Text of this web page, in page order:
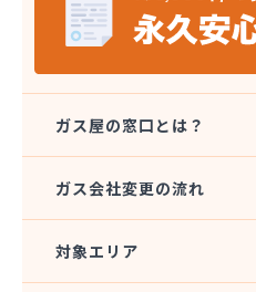
橋本産業株式会社 丸子
桐原ガス燃料株式会社
鍵田プロパンガス
戸倉オートガス・スタンド
更埴プロパン有限会社
江島屋商店
合資会社山田屋給油所 プ
ガス屋の窓口とは？
ガス会社変更の流れ
対象エリア